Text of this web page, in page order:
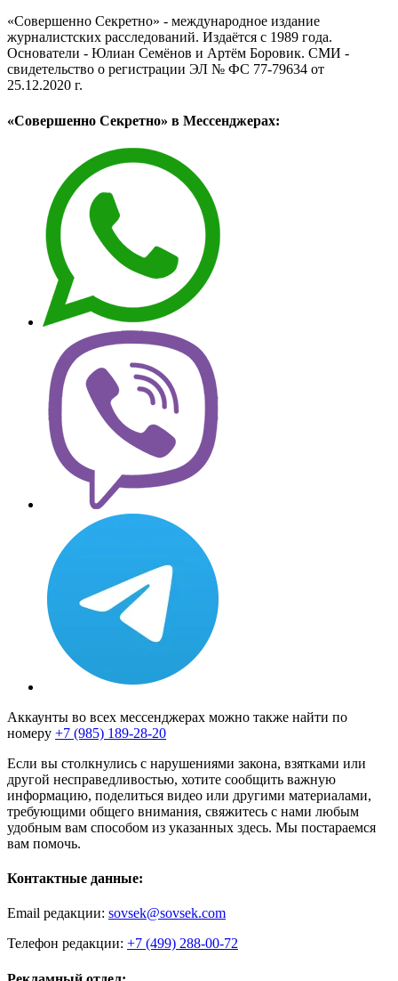
«Совершенно Секретно» - международное издание
журналистских расследований. Издаётся с 1989 года.
Основатели - Юлиан Семёнов и Артём Боровик. CМИ -
свидетельство о регистрации ЭЛ № ФС 77-79634 от
25.12.2020 г.
«Совершенно Секретно» в Мессенджерах:
Аккаунты во всех мессенджерах можно также найти по
номеру +7 (985) 189-28-20
Если вы столкнулись с нарушениями закона, взятками или
другой несправедливостью, хотите сообщить важную
информацию, поделиться видео или другими материалами,
требующими общего внимания, свяжитесь с нами любым
удобным вам способом из указанных здесь. Мы постараемся
вам помочь.
Контактные данные:
Email редакции: sovsek@sovsek.com
Телефон редакции: +7 (499) 288-00-72